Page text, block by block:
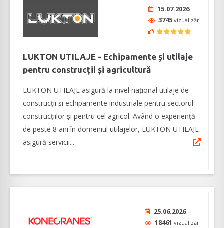
15.07.2026
3745 vizualizări
LUKTON UTILAJE - Echipamente și utilaje
pentru construcții și agricultură
LUKTON UTILAJE asigură la nivel național utilaje de
construcții și echipamente industriale pentru sectorul
construcțiilor și pentru cel agricol. Având o experiență
de peste 8 ani în domeniul utilajelor, LUKTON UTILAJE
asigură servicii...
25.06.2026
18461 vizualizări